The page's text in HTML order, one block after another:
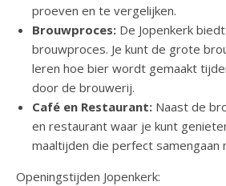
proeven en te vergelijken.
Brouwproces: De Jopenkerk
brouwproces. Je kunt de grote
leren hoe bier wordt gemaakt
door de brouwerij.
Café en Restaurant: Naast de
en restaurant waar je kunt
maaltijden die perfect samengaan
Openingstijden Jopenkerk: